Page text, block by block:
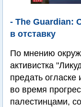
- The Guardian:
в отставку
По мнению
активистка
предать
во время
палестинцами,